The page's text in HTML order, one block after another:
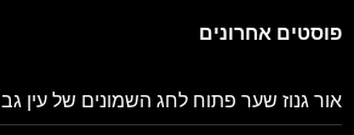
פוסטים אחרונים
אור גנוז שער פתוח לחג השמונים של עין גב